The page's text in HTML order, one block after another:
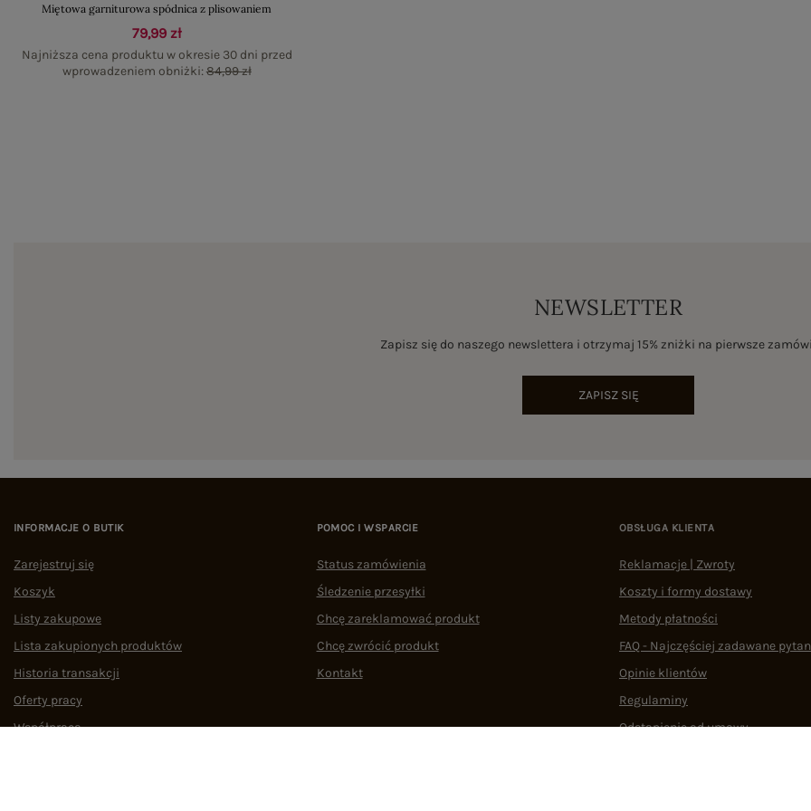
Miętowa garniturowa spódnica z plisowaniem
79,99 zł
Najniższa cena produktu w okresie 30 dni przed
wprowadzeniem obniżki:84,99 zł
NEWSLETTER
Zapisz się do naszego newslettera i otrzymaj 15% zniżki na pierwsze
ZAPISZ SIĘ
INFORMACJE O BUTIK
Zarejestruj się
Koszyk
Listy zakupowe
Lista zakupionych produktów
Historia transakcji
Oferty pracy
Współpraca
POMOC I WSPARCIE
Status zamówienia
Śledzenie przesyłki
Chcę zareklamować produkt
Chcę zwrócić produkt
Kontakt
OBSŁUGA KLIENTA
Reklamacje | Zwroty
Koszty i formy dostawy
Metody płatności
FAQ - Najczęściej zadawane
Opinie klientów
Regulaminy
Odstąpienie od umowy